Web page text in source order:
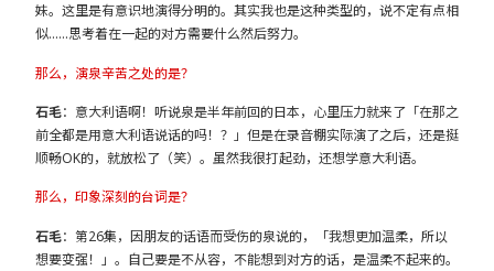
妹。这里是有意识地演得分明的。其实我也是这种类型的，说不定有点相
似……思考着在一起的对方需要什么然后努力。
那么，演泉辛苦之处的是？
石毛：意大利语啊！听说泉是半年前回的日本，心里压力就来了「在那之
前全都是用意大利语说话的吗！？」但是在录音棚实际演了之后，还是挺
顺畅OK的，就放松了（笑）。虽然我很打起劲，还想学意大利语。
那么，印象深刻的台词是？
石毛：第26集，因朋友的话语而受伤的泉说的，「我想更加温柔，所以
想要变强！」。自己要是不从容，不能想到对方的话，是温柔不起来的。